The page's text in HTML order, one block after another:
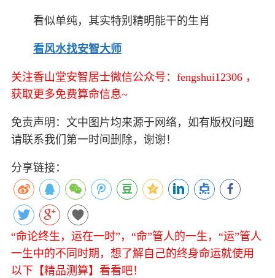
看似单纯，其实特别精明能干的生肖
看风水找安智大师
关注香山堂安智居士微信公众号：fengshui12306 ，
获取更多免费算命信息~
免责声明：文中图片均来源于网络，如有版权问题
请联系我们第一时间删除，谢谢！
分享链接：
“命论终生，运在一时”，“命”管人的一生，“运”管人
一生中的不同时期，想了解自己的终身命运就使用
以下【精品测算】看看吧！